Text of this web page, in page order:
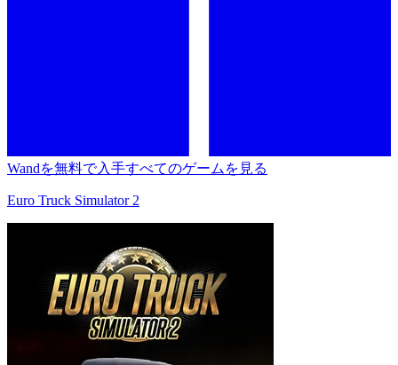
Wandを無料で入手すべてのゲームを見る
Euro Truck Simulator 2